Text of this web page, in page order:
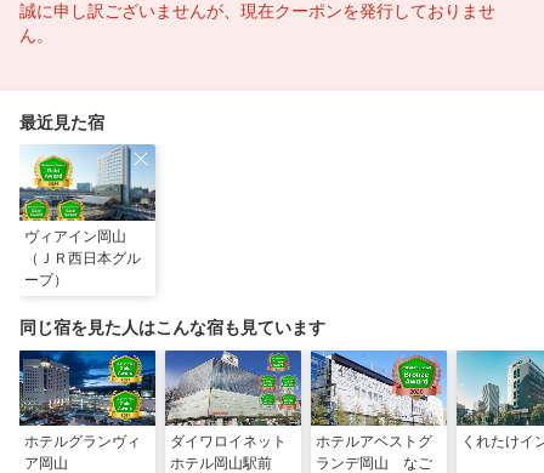
誠に申し訳ございませんが、現在クーポンを発行しておりませ
ん。
最近見た宿
ヴィアイン岡山
（ＪＲ西日本グル
ープ）
同じ宿を見た人はこんな宿も見ています
ホテルグランヴィ
ア岡山
ダイワロイネット
ホテル岡山駅前
ホテルアベストグ
ランデ岡山 なご
くれたけイ